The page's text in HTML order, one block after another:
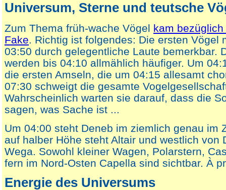
Universum, Sterne und teutsche
Zum Thema früh-wache Vögel kam
Fake. Richtig ist folgendes: Die ersten Vögel
03:50 durch gelegentliche Laute bemerkbar.
werden bis 04:10 allmählich häufiger. Um
die ersten Amseln, die um 04:15 allesamt
07:30 schweigt die gesamte
Wahrscheinlich warten sie darauf, dass die
sagen, was Sache ist ...
Um 04:00 steht Deneb im ziemlich genau im
auf halber Höhe steht Altair und westlich von
Wega. Sowohl kleiner Wagen, Polarstern,
fern im Nord-Osten Capella sind sichtbar. À
Energie des Universums